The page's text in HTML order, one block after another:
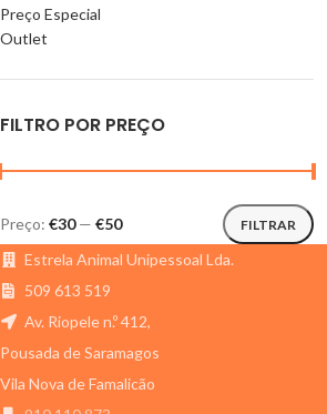
Preço Especial
Outlet
FILTRO POR PREÇO
FILTRAR
Preço: €30— €50
Estrela Animal Unipessoal Lda.
509 613 519
Av. Riopele n.º 412,
Pousada de Saramagos
Vila Nova de Famalicão